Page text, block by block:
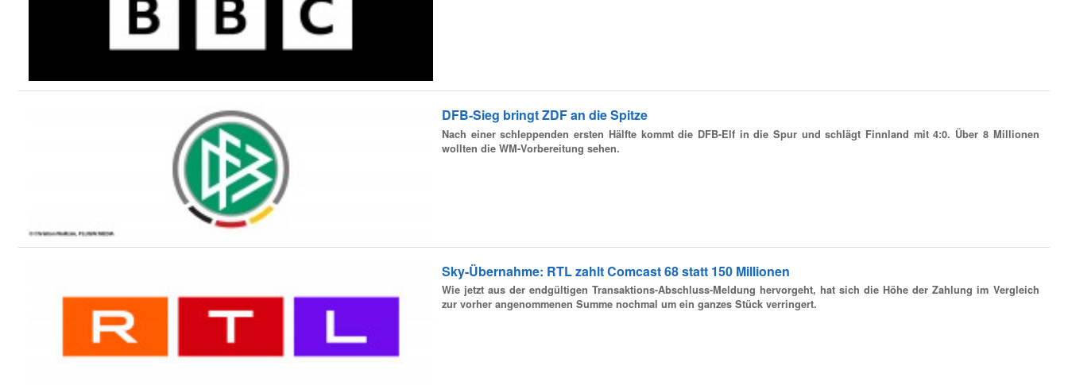
DFB-Sieg bringt ZDF an die Spitze
Nach einer schleppenden ersten Hälfte kommt die DFB-Elf in die Spur und schlägt Finnland mit 4:0. Über 8 Millionen
wollten die WM-Vorbereitung sehen.
Sky-Übernahme: RTL zahlt Comcast 68 statt 150 Millionen
Wie jetzt aus der endgültigen Transaktions-Abschluss-Meldung hervorgeht, hat sich die Höhe der Zahlung im Vergleich
zur vorher angenommenen Summe nochmal um ein ganzes Stück verringert.